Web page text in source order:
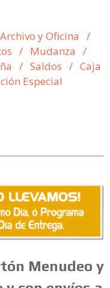
Archivo y Oficina /
/ Mudanza /
/ Saldos / Caja
Especial
Menudeo y